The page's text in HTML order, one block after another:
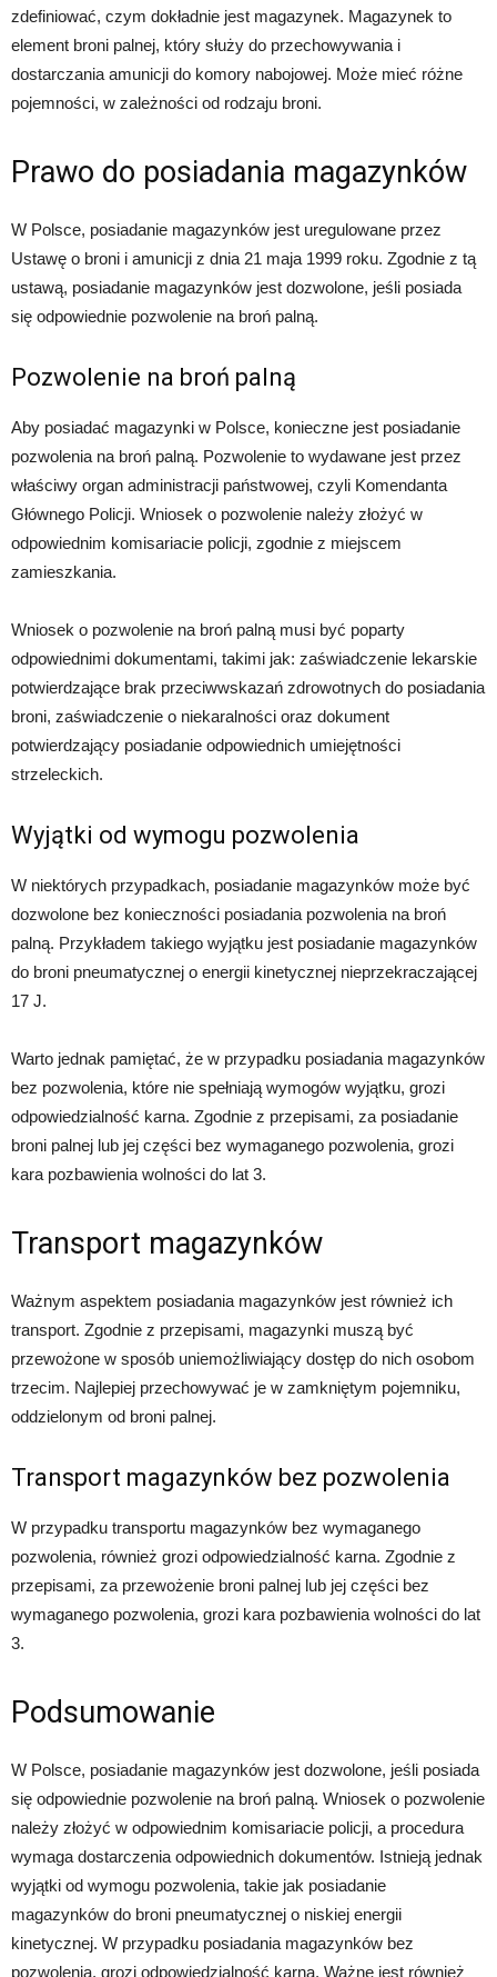
zdefiniować, czym dokładnie jest magazynek. Magazynek to
element broni palnej, który służy do przechowywania i
dostarczania amunicji do komory nabojowej. Może mieć różne
pojemności, w zależności od rodzaju broni.
Prawo do posiadania magazynków
W Polsce, posiadanie magazynków jest uregulowane przez
Ustawę o broni i amunicji z dnia 21 maja 1999 roku. Zgodnie z tą
ustawą, posiadanie magazynków jest dozwolone, jeśli posiada
się odpowiednie pozwolenie na broń palną.
Pozwolenie na broń palną
Aby posiadać magazynki w Polsce, konieczne jest posiadanie
pozwolenia na broń palną. Pozwolenie to wydawane jest przez
właściwy organ administracji państwowej, czyli Komendanta
Głównego Policji. Wniosek o pozwolenie należy złożyć w
odpowiednim komisariacie policji, zgodnie z miejscem
zamieszkania.
Wniosek o pozwolenie na broń palną musi być poparty
odpowiednimi dokumentami, takimi jak: zaświadczenie lekarskie
potwierdzające brak przeciwwskazań zdrowotnych do posiadania
broni, zaświadczenie o niekaralności oraz dokument
potwierdzający posiadanie odpowiednich umiejętności
strzeleckich.
Wyjątki od wymogu pozwolenia
W niektórych przypadkach, posiadanie magazynków może być
dozwolone bez konieczności posiadania pozwolenia na broń
palną. Przykładem takiego wyjątku jest posiadanie magazynków
do broni pneumatycznej o energii kinetycznej nieprzekraczającej
17 J.
Warto jednak pamiętać, że w przypadku posiadania magazynków
bez pozwolenia, które nie spełniają wymogów wyjątku, grozi
odpowiedzialność karna. Zgodnie z przepisami, za posiadanie
broni palnej lub jej części bez wymaganego pozwolenia, grozi
kara pozbawienia wolności do lat 3.
Transport magazynków
Ważnym aspektem posiadania magazynków jest również ich
transport. Zgodnie z przepisami, magazynki muszą być
przewożone w sposób uniemożliwiający dostęp do nich osobom
trzecim. Najlepiej przechowywać je w zamkniętym pojemniku,
oddzielonym od broni palnej.
Transport magazynków bez pozwolenia
W przypadku transportu magazynków bez wymaganego
pozwolenia, również grozi odpowiedzialność karna. Zgodnie z
przepisami, za przewożenie broni palnej lub jej części bez
wymaganego pozwolenia, grozi kara pozbawienia wolności do lat
3.
Podsumowanie
W Polsce, posiadanie magazynków jest dozwolone, jeśli posiada
się odpowiednie pozwolenie na broń palną. Wniosek o pozwolenie
należy złożyć w odpowiednim komisariacie policji, a procedura
wymaga dostarczenia odpowiednich dokumentów. Istnieją jednak
wyjątki od wymogu pozwolenia, takie jak posiadanie
magazynków do broni pneumatycznej o niskiej energii
kinetycznej. W przypadku posiadania magazynków bez
pozwolenia, grozi odpowiedzialność karna. Ważne jest również